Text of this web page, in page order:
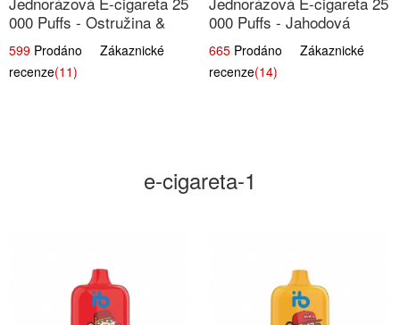
000 Puffs - Ostružina &
Borůvka | Lesní ovocná
směs
599 Prodáno Zákaznické
recenze(11)
000 Puffs - Jahodová
Zmrzlina | Krémová sladká
příchuť
665 Prodáno Zákaznické
recenze(14)
e-cigareta-1